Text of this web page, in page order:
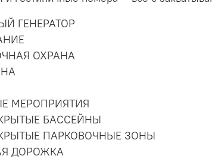
ГЕНЕРАТОР
ОХРАНА
МЕРОПРИЯТИЯ
БАССЕЙНЫ
ПАРКОВОЧНЫЕ ЗОНЫ
ДОРОЖКА